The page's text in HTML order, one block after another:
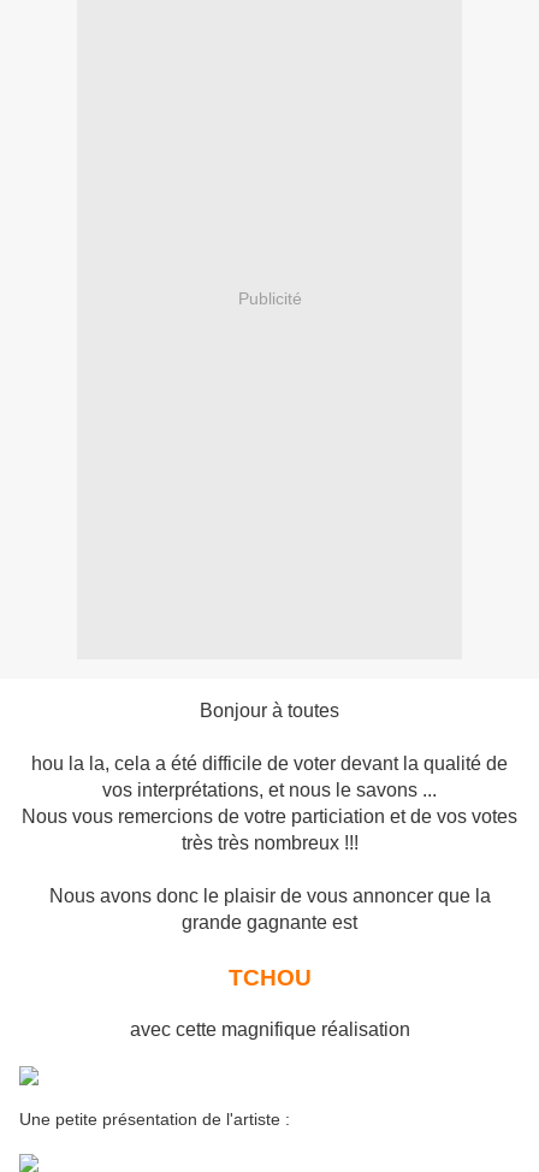
Publicité
Bonjour à toutes
hou la la, cela a été difficile de voter devant la qualité de
vos interprétations, et nous le savons ...
Nous vous remercions de votre particiation et de vos votes
très très nombreux !!!
Nous avons donc le plaisir de vous annoncer que la
grande gagnante est
TCHOU
avec cette magnifique réalisation
Une petite présentation de l'artiste :